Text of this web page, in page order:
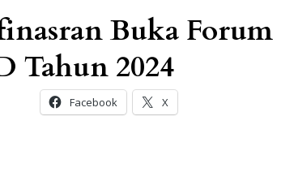
Buka Forum
Tahun 2024
Facebook X